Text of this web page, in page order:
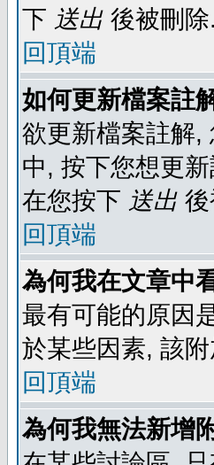
下 送出 後被刪除.
回頂端
如何更新檔案註
欲更新檔案註解
中, 按下您想更
在您按下 送出
回頂端
為何我在文章中
最有可能的原因
於某些因素, 該
回頂端
為何我無法新增